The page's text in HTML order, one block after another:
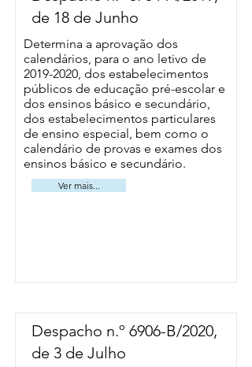
de 18 de Junho
Determina a aprovação dos
calendários, para o ano letivo de
2019-2020, dos estabelecimentos
públicos de educação pré-escolar e
dos ensinos básico e secundário,
dos estabelecimentos particulares
de ensino especial, bem como o
calendário de provas e exames dos
ensinos básico e secundário.
Ver mais...
Despacho n.º 6906-B/2020,
de 3 de Julho